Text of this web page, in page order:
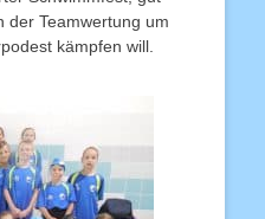
der Teamwertung um
kämpfen will.